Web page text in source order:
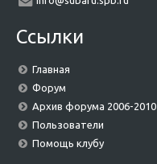
Ссылки
Главная
Форум
Архив форума 2006-2010
Пользователи
Помощь клубу